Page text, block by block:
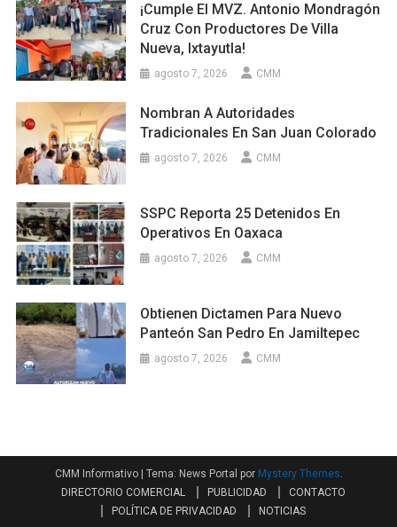
¡Cumple El MVZ. Antonio Mondragón
Cruz Con Productores De Villa
Nueva, Ixtayutla!
agosto 7, 2026 CMM
Nombran A Autoridades
Tradicionales En San Juan Colorado
agosto 7, 2026 CMM
SSPC Reporta 25 Detenidos En
Operativos En Oaxaca
agosto 7, 2026 CMM
Obtienen Dictamen Para Nuevo
Panteón San Pedro En Jamiltepec
agosto 7, 2026 CMM
CMM Informativo Tema: News Portal por Mystery Themes.
DIRECTORIO COMERCIAL
PUBLICIDAD
CONTACTO
POLÍTICA DE PRIVACIDAD
NOTICIAS